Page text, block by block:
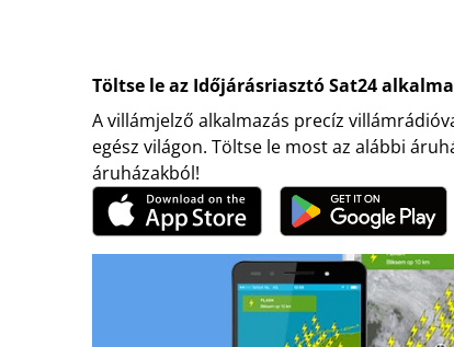
Töltse le az Időjárásriasztó Sat24
A villámjelző alkalmazás precíz
egész világon. Töltse le most az alábbi
áruházakból!